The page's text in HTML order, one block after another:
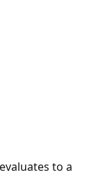
to a